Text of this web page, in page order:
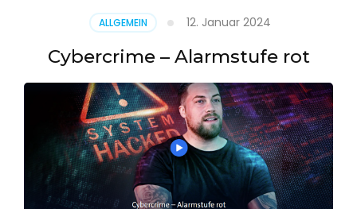
Produktion
ALLGEMEIN 12. Januar 2024
Cybercrime – Alarmstufe rot